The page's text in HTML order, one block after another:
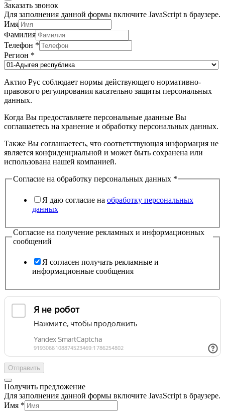
Заказать звонок
Для заполнения данной формы включите JavaScript в браузере.
Имя
Фамилия
Телефон *
Регион *
Актио Рус соблюдает нормы действующего нормативно-
правового регулирования касательно защиты персональных
данных.
Когда Вы предоставляете персональные даанные Вы
соглашаетесь на хранение и обработку персональных данных.
Также Вы соглашаетесь, что соответствующая информация не
является конфиденциальной и может быть сохранена или
использована нашей компанией.
Согласие на обработку персональных данных *
Я даю согласие на обработку персональных
данных
Согласие на получение рекламных и информационных
сообщений
Я согласен получать рекламные и
информационные сообщения
Отправить
Получить предложение
Для заполнения данной формы включите JavaScript в браузере.
Имя *